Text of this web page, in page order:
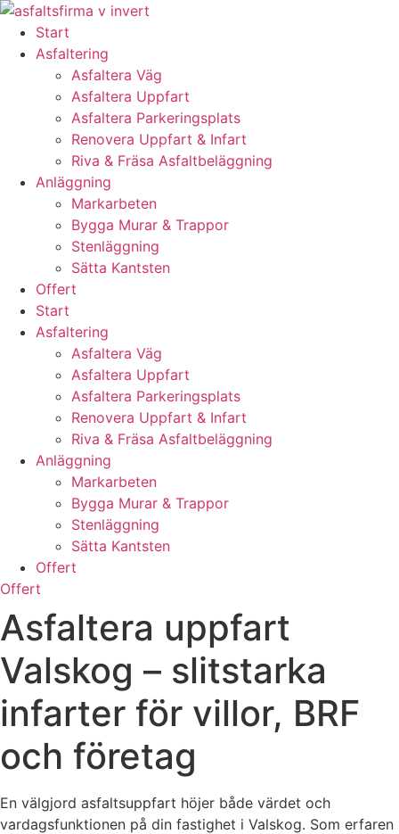
Skip
content
Start
Asfaltering
Asfaltera Väg
Asfaltera Uppfart
Asfaltera Parkeringsplats
Renovera Uppfart & Infart
Riva & Fräsa Asfaltbeläggning
Anläggning
Markarbeten
Bygga Murar & Trappor
Stenläggning
Sätta Kantsten
Offert
Start
Asfaltering
Asfaltera Väg
Asfaltera Uppfart
Asfaltera Parkeringsplats
Renovera Uppfart & Infart
Riva & Fräsa Asfaltbeläggning
Anläggning
Markarbeten
Bygga Murar & Trappor
Stenläggning
Sätta Kantsten
Offert
Offert
Asfaltera uppfart
Valskog – slitstarka
infarter för villor, BRF
och företag
En välgjord asfaltsuppfart höjer både värdet och
vardagsfunktionen på din fastighet i Valskog. Som erfaren